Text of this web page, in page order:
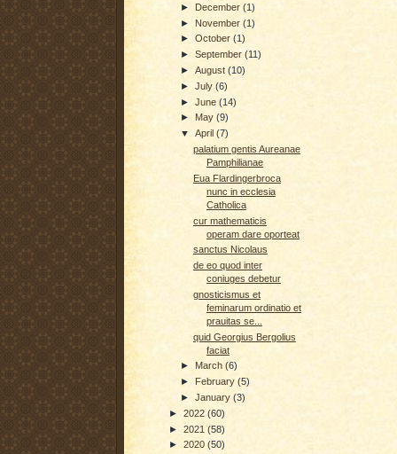
►December(1)
► November(1)
►October(1)
►September(11)
►August(10)
►July(6)
►June(14)
► May(9)
▼April(7)
palatium gentis Aureanae
Pamphilianae
Eua Flardingerbroca
nunc in ecclesia
Catholica
cur mathematicis
operam dare oporteat
sanctus Nicolaus
de eo quod inter
coniuges debetur
gnosticismus et
feminarum ordinatio et
prauitas se...
quid Georgius Bergolius
faciat
► March(6)
►
February(5)
►January(3)
► 2022 (60)
► 2021 (58)
► 2020 (50)